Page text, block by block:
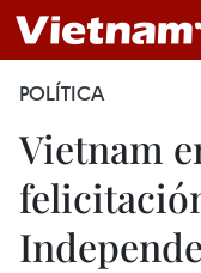
POLÍTICA
Vietnam